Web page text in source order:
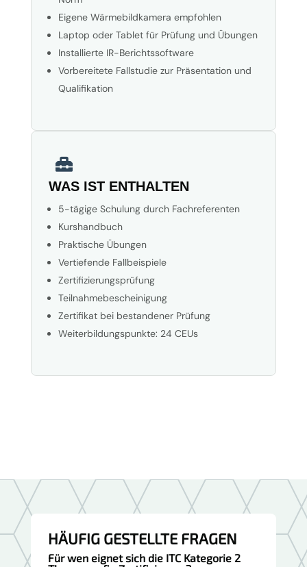
Eigene Wärmebildkamera empfohlen
Laptop oder Tablet für Prüfung und Übungen
Installierte IR-Berichtssoftware
Vorbereitete Fallstudie zur Präsentation und
Qualifikation

WAS IST ENTHALTEN
5-tägige Schulung durch Fachreferenten
Kurshandbuch
Praktische Übungen
Vertiefende Fallbeispiele
Zertifizierungsprüfung
Teilnahmebescheinigung
Zertifikat bei bestandener Prüfung
Weiterbildungspunkte: 24 CEUs
HÄUFIG GESTELLTE FRAGEN
Für wen eignet sich die ITC Kategorie 2